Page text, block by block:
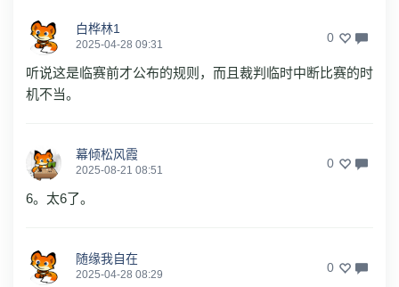
白桦林1
2025-04-28 09:31 0
听说这是临赛前才公布的规则，而且裁判临时中断比赛的时
机不当。
幕倾松风霞
2025-08-21 08:51 0
6。太6了。
随缘我自在
2025-04-28 08:29 0